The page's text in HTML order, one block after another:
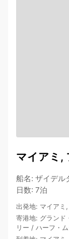
マイアミ,
船名: ザイデル
日数: 7泊
出発地: マイアミ
寄港地: グランド
リー / ハーフ・